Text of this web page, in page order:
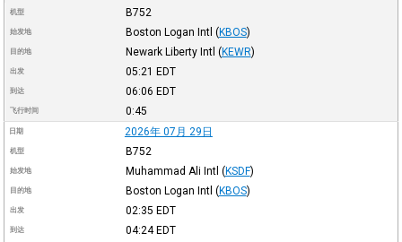
机型 B752
始发地 Boston Logan Intl (KBOS)
目的地 Newark Liberty Intl (KEWR)
出发 05:21 EDT
到达 06:06 EDT
飞行时间 0:45
日期 2026年 07月 29日
机型 B752
始发地 Muhammad Ali Intl (KSDF)
目的地 Boston Logan Intl (KBOS)
出发 02:35 EDT
到达 04:24EDT